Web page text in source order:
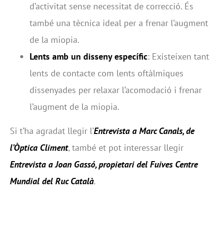
d’activitat sense necessitat de correcció. És
també una tècnica ideal per a frenar l’augment
de la miopia.
Lents amb un disseny específic: Existeixen tant
lents de contacte com lents oftàlmiques
dissenyades per relaxar l’acomodació i frenar
l’augment de la miopia.
Si t’ha agradat llegir l’Entrevista a Marc Canals, de
l’Òptica Climent, també et pot interessar llegir
Entrevista a Joan Gassó, propietari del Fuives Centre
Mundial del Ruc Català.